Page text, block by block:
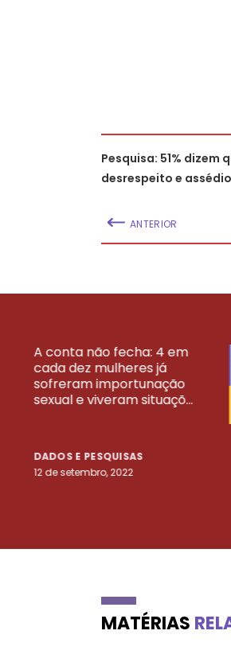
Pesquisa: 51% dizem
desrespeito e
ANTERIOR
A conta não fecha: 4 em
cada dez mulheres já
sofreram importunação
sexual e viveram situaçõ...
DADOS E PESQUISAS
12 de setembro, 2022
MATÉRIAS